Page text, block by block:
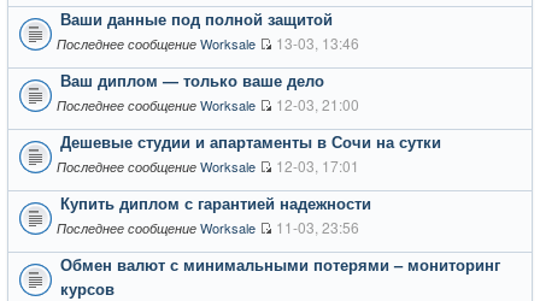
Ваши данные под полной защитой
Последнее сообщение Worksale 13-03, 13:46
Ваш диплом — только ваше дело
Последнее сообщение Worksale 12-03, 21:00
Дешевые студии и апартаменты в Сочи на сутки
Последнее сообщение Worksale 12-03, 17:01
Купить диплом с гарантией надежности
Последнее сообщение Worksale 11-03, 23:56
Обмен валют с минимальными потерями – мониторинг
курсов